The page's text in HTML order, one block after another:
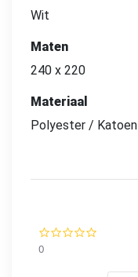
Wit
Maten
240 x 220
Materiaal
Polyester / Katoen
0